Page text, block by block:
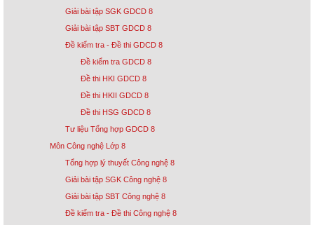
Giải bài tập SGK GDCD 8
Giải bài tập SBT GDCD 8
Đề kiểm tra - Đề thi GDCD 8
Đề kiểm tra GDCD 8
Đề thi HKI GDCD 8
Đề thi HKII GDCD 8
Đề thi HSG GDCD 8
Tư liệu Tổng hợp GDCD 8
Môn Công nghệ Lớp 8
Tổng hợp lý thuyết Công nghệ 8
Giải bài tập SGK Công nghệ 8
Giải bài tập SBT Công nghệ 8
Đề kiểm tra - Đề thi Công nghệ 8